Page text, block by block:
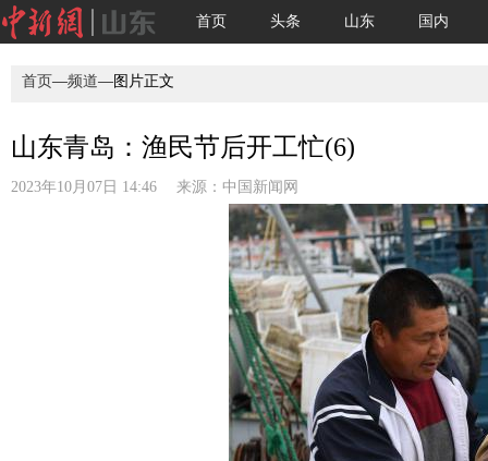
首页 头条 山东 国内
首页—频道—图片正文
山东青岛：渔民节后开工忙(6)
2023年10月07日 14:46 来源： 中国新闻网